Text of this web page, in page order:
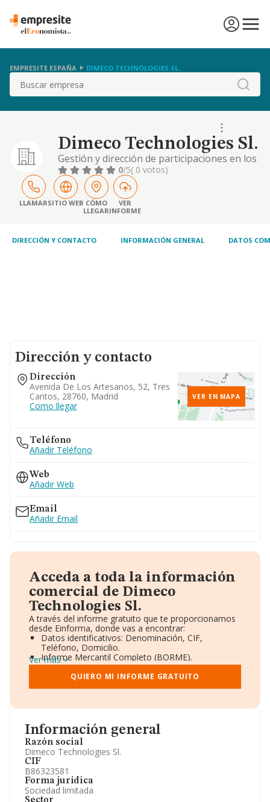
EMPRESITE ESPAÑA DIMECO TECHNOLOGIES SL.
Buscar
Dimeco Technologies Sl.
Gestión y dirección de participaciones en los
negocios de otras entidades
0/5( 0 votos)
LLAMARSITIO WEB CÓMO
LLEGAR
VER
INFORME
DIRECCIÓN Y CONTACTO INFORMACIÓN GENERAL DATOS
Información general
Razón social
Dimeco Technologies Sl.
CIF
B86323581
Forma jurídica
Sociedad limitada
Dirección y contacto
Dirección
Avenida De Los Artesanos, 52, Tres
Cantos, 28760, Madrid
Como llegar
VER EN MAPA
Teléfono
Añadir Teléfono
Web
Añadir Web
Email
Añadir Email
Acceda a toda la información
comercial de Dimeco
Technologies Sl.
A través del informe gratuito que te proporcionamos
desde Einforma, donde vas a encontrar:
Datos identificativos: Denominación, CIF,
Teléfono, Domicilio.
Informe Mercantil Completo (BORME).
Gráficos de Evolución Ventas y Empleados.
Consejo de Administración y Administradores.
Directivos y Ejecutivos.
Información oficial y registral complementaria.
Ver más
QUIERO MI INFORME GRATUITO